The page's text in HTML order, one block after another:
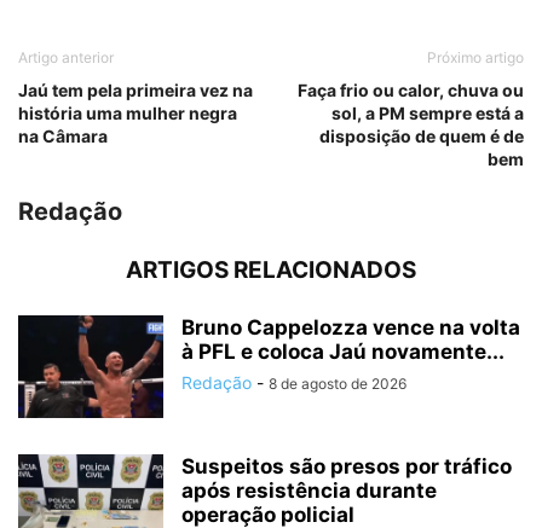
Artigo anterior
Jaú tem pela primeira vez na
história uma mulher negra
na Câmara
Próximo artigo
Faça frio ou calor, chuva ou
sol, a PM sempre está a
disposição de quem é de
bem
Redação
ARTIGOS RELACIONADOS
Bruno Cappelozza vence na volta
à PFL e coloca Jaú novamente...
Redação - 8 de agosto de 2026
Suspeitos são presos por tráfico
após resistência durante
operação policial